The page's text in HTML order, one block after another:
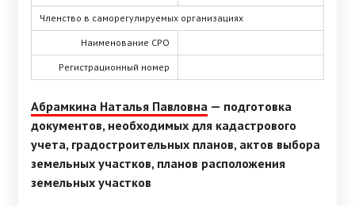
Членство в саморегулируемых организациях
Наименование СРО
Регистрационный номер
Абрамкина Наталья Павловна — подготовка
документов, необходимых для кадастрового
учета, градостроительных планов, актов выбора
земельных участков, планов расположения
земельных участков